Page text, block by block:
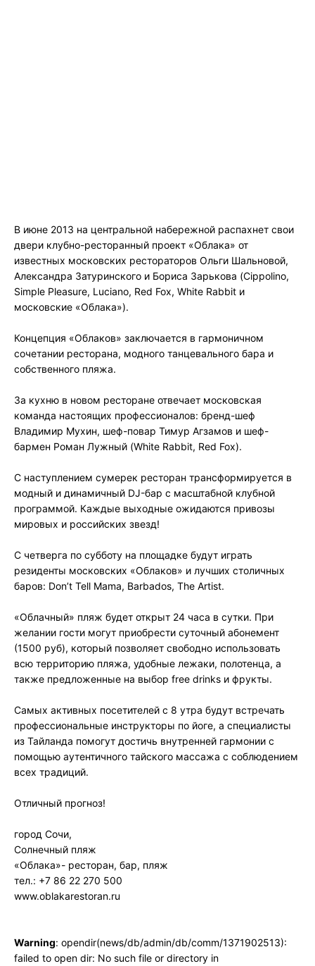
В июне 2013 на центральной набережной распахнет свои
двери клубно-ресторанный проект «Облака» от
известных московских рестораторов Ольги Шальновой,
Александра Затуринского и Бориса Зарькова (Cippolino,
Simple Pleasure, Luciano, Red Fox, White Rabbit и
московские «Облака»).
Концепция «Облаков» заключается в гармоничном
сочетании ресторана, модного танцевального бара и
собственного пляжа.
За кухню в новом ресторане отвечает московская
команда настоящих профессионалов: бренд-шеф
Владимир Мухин, шеф-повар Тимур Агзамов и шеф-
бармен Роман Лужный (White Rabbit, Red Fox).
С наступлением сумерек ресторан трансформируется в
модный и динамичный DJ-бар с масштабной клубной
программой. Каждые выходные ожидаются привозы
мировых и российских звезд!
С четверга по субботу на площадке будут играть
резиденты московских «Облаков» и лучших столичных
баров: Don’t Tell Mama, Barbados, The Artist.
«Облачный» пляж будет открыт 24 часа в сутки. При
желании гости могут приобрести суточный абонемент
(1500 руб), который позволяет свободно использовать
всю территорию пляжа, удобные лежаки, полотенца, а
также предложенные на выбор free drinks и фрукты.
Самых активных посетителей с 8 утра будут встречать
профессиональные инструкторы по йоге, а специалисты
из Тайланда помогут достичь внутренней гармонии с
помощью аутентичного тайского массажа с соблюдением
всех традиций.
Отличный прогноз!
город Сочи,
Солнечный пляж
«Облака»- ресторан, бар, пляж
тел.: +7 86 22 270 500
www.oblakarestoran.ru
Warning: opendir(news/db/admin/db/comm/1371902513):
failed to open dir: No such file or directory in